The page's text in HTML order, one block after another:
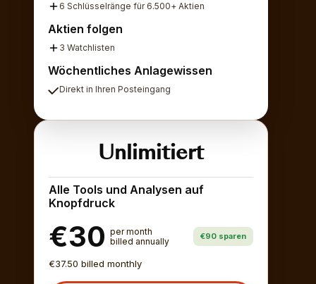
6 Schlüsselränge für 6.500+ Aktien
Aktien folgen
3 Watchlisten
Wöchentliches Anlagewissen
Direkt in Ihren Posteingang
Unlimitiert
Alle Tools und Analysen auf
Knopfdruck
€30 per month
billed annually
€90 sparen
€37.50 billed monthly